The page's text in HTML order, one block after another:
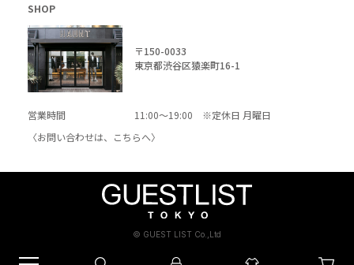
SHOP
〒150-0033
東京都渋谷区猿楽町16-1
営業時間
11:00～19:00 ※定休日 月曜日
〈お問い合わせは、
こちらへ〉
© GUEST LIST Co.,Ltd